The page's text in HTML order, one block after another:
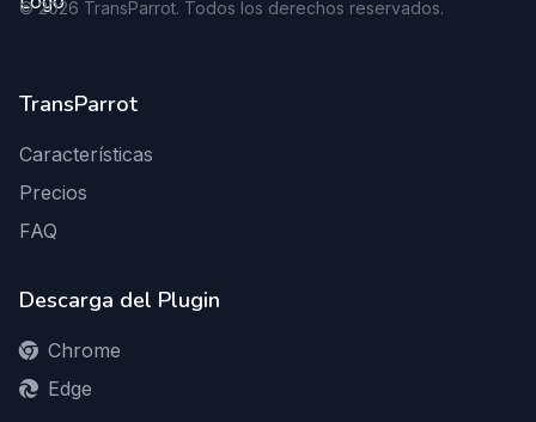
©2026 TransParrot. Todos los derechos reservados.
TransParrot
Características
Precios
FAQ
Descarga del Plugin
Chrome
Edge